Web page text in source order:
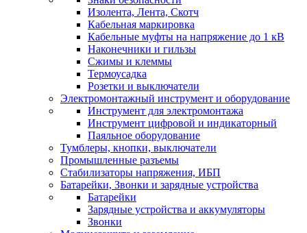
Изолента, Лента, Скотч
Кабельная маркировка
Кабельные муфты на напряжение до 1 кВ
Наконечники и гильзы
Сжимы и клеммы
Термоусадка
Розетки и выключатели
Электромонтажный инструмент и оборудование
Инструмент для электромонтажа
Инструмент цифровой и индикаторный
Паяльное оборудование
Тумблеры, кнопки, выключатели
Промышленные разъемы
Стабилизаторы напряжения, ИБП
Батарейки, Звонки и зарядные устройства
Батарейки
Зарядные устройства и аккумуляторы
Звонки